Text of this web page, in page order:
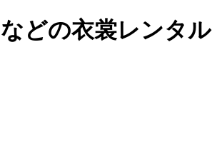
どの衣裳レンタル